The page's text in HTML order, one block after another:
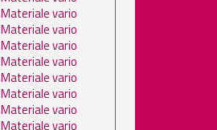
Materiale vario
Materiale vario
Materiale vario
Materiale vario
Materiale vario
Materiale vario
Materiale vario
Materiale vario